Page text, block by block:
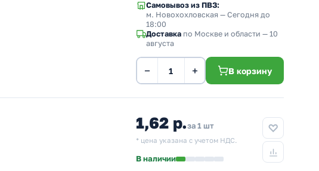
Самовывоз из ПВЗ:
м. Новохохловская — Сегодня до
18:00
Доставка по Москве и области — 10
августа
− + В корзину
1,62 р.за 1 шт
* цена указана с учетом НДС.
В наличии